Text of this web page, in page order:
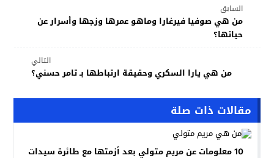
السابق
من هي صوفيا فيرغارا وماهو عمرها وزجها وأسرار عن
حياتها؟
التالي
من هي يارا السكري وحقيقة ارتباطها بـ تامر حسني؟
مقالات ذات صلة
10 معلومات عن مريم متولي بعد أزمتها مع طائرة سيدات